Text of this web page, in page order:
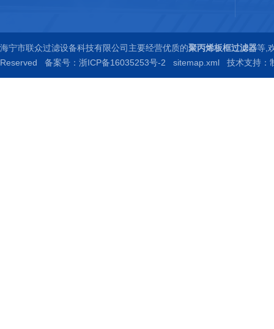
海宁市联众过滤设备科技有限公司主要经营优质的聚丙烯板框过滤器等,
Reserved 备案号：浙ICP备16035253号-2 sitemap.xml 技术支持：